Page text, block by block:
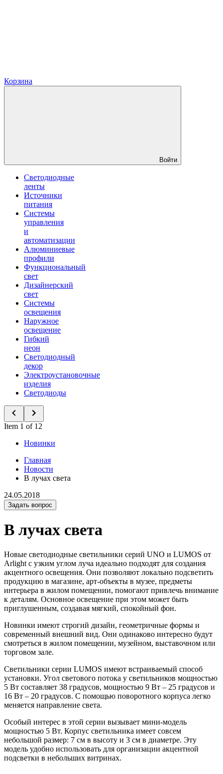
Корзина
Войти
Светодиодные
ленты
Источники
питания
Системы
управления
и
автоматизации
Алюминиевые
профили
Функциональный
свет
Дизайнерский
свет
Системы
освещения
Наружное
освещение
Гибкий
неон
Светодиодный
декор
Электроустановочные
изделия
Светодиоды
Item 1 of 12
Новинки
Главная
Новости
В лучах света
24.05.2018
Задать вопрос
В лучах света
Новые светодиодные светильники серий UNO и LUMOS от
Arlight с узким углом луча идеально подходят для создания
акцентного освещения. Они позволяют локально подсветить
продукцию в магазине, арт-объекты в музее, предметы
интерьера в жилом помещении, помогают привлечь внимание
к деталям. Основное освещение при этом может быть
приглушенным, создавая мягкий, спокойный фон.
Новинки имеют строгий дизайн, геометричные формы и
современный внешний вид. Они одинаково интересно будут
смотреться в жилом помещении, музейном, выставочном или
торговом зале.
Светильники серии LUMOS имеют встраиваемый способ
установки. Угол светового потока у светильников мощностью
5 Вт составляет 38 градусов, мощностью 9 Вт – 25 градусов и
16 Вт – 20 градусов. С помощью поворотного корпуса легко
меняется направление света.
Особый интерес в этой серии вызывает мини-модель
мощностью 5 Вт. Корпус светильника имеет совсем
небольшой размер: 7 см в высоту и 3 см в диаметре. Эту
модель удобно использовать для организации акцентной
подсветки в небольших витринах.